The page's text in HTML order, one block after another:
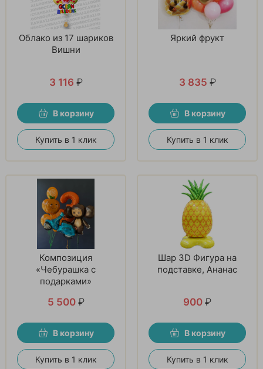
Облако из 17 шариков
Вишни
3 116 ₽
В корзину
Купить в 1 клик
Яркий фрукт
3 835 ₽
В корзину
Купить в 1 клик
Композиция
«Чебурашка с
подарками»
5 500 ₽
В корзину
Купить в 1 клик
Шар 3D Фигура на
подставке, Ананас
900 ₽
В корзину
Купить в 1 клик